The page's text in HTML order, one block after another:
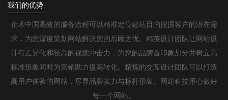
我们的优势
企术中国高效的服务流程可以精准定位建站目的挖掘客户的潜在需
求，为您深度策划网站解决您的后顾之忧。精英设计团队让网站设
计有差异化和较高的视觉冲击力，为您的品牌首印象加分并树立高
标准形象同时为营销助力提高转化。精炼的交互设计团队可以打造
高用户体验的网站，尽显品牌实力与标杆形象。网建科技用心做好
每一个网站。